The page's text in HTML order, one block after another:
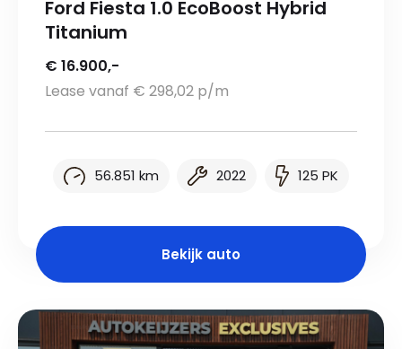
Ford Fiesta 1.0 EcoBoost Hybrid
Titanium
€ 16.900,-
Lease vanaf € 298,02 p/m
56.851 km 2022 125 PK
Bekijk auto